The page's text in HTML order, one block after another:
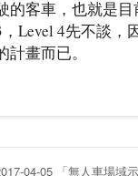
的客車，也就是目
，Level 4先不談，
計畫而已。
04-05 「無人車場域